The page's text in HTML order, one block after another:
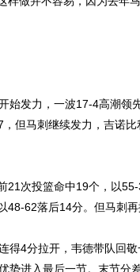
发力，一波17-4高潮领
但马刺继续发力，吉诺
次投篮命中19个，以55-
62落后14分。但马刺再
4分拉开，韦德带队回敬
势进入最后一节。末节分